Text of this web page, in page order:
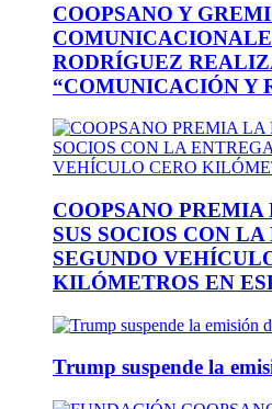
COOPSANO Y
RODRÍGUEZ
“COMUNICACIÓN Y
COOPSANO
SUS SOCIOS CON
SEGUNDO
KILÓMETROS EN
Trump suspende la